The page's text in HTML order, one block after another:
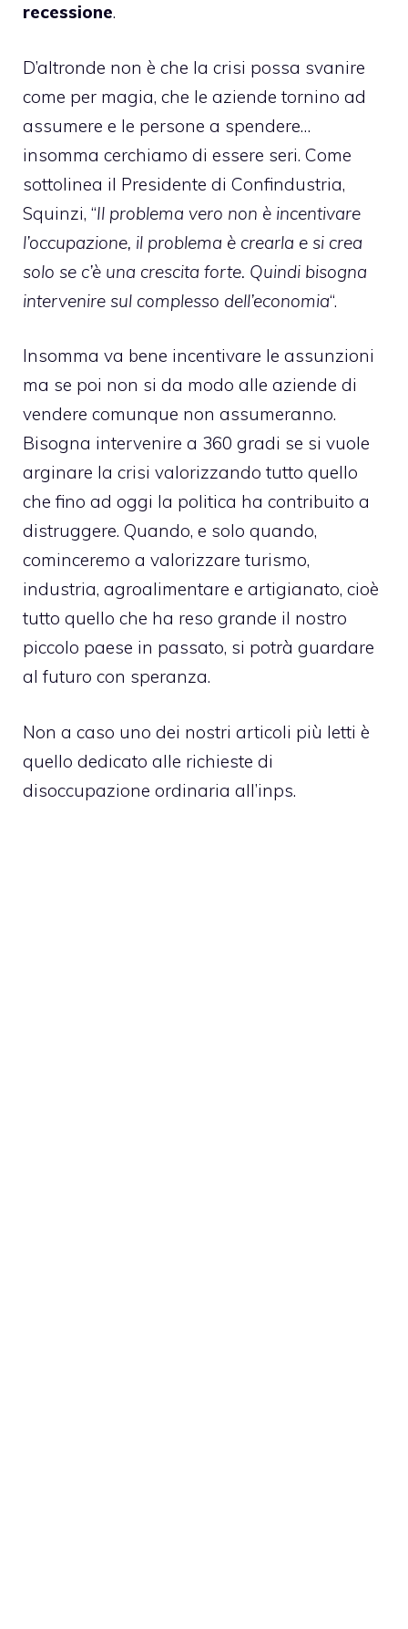
recessione.
D’altronde non è che la crisi possa svanire
come per magia, che le aziende tornino ad
assumere e le persone a spendere…
insomma cerchiamo di essere seri. Come
sottolinea il Presidente di Confindustria,
Squinzi, “Il problema vero non è incentivare
l’occupazione, il problema è crearla e si crea
solo se c’è una crescita forte. Quindi bisogna
intervenire sul complesso dell’economia“.
Insomma va bene incentivare le assunzioni
ma se poi non si da modo alle aziende di
vendere comunque non assumeranno.
Bisogna intervenire a 360 gradi se si vuole
arginare la crisi valorizzando tutto quello
che fino ad oggi la politica ha contribuito a
distruggere. Quando, e solo quando,
cominceremo a valorizzare turismo,
industria, agroalimentare e artigianato, cioè
tutto quello che ha reso grande il nostro
piccolo paese in passato, si potrà guardare
al futuro con speranza.
Non a caso uno dei nostri articoli più letti è
quello dedicato alle richieste di
disoccupazione ordinaria all’inps.